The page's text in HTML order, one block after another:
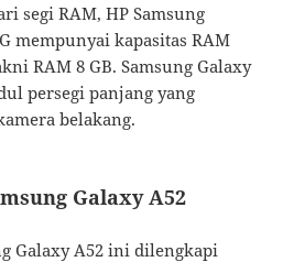
segi RAM, HP Samsung
mempunyai kapasitas RAM
RAM 8 GB. Samsung Galaxy
persegi panjang yang
belakang.
Galaxy A52
Galaxy A52 ini dilengkapi